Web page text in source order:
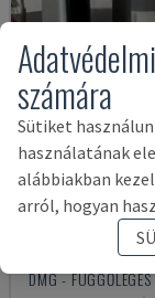
ECOMILL 800 V
DMG -
számára
Sütiket
használatának
alábbiakban
arról, hogyan